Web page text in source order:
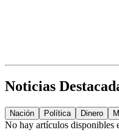
Noticias
Nación Política Dinero
No hay artículos disponibles